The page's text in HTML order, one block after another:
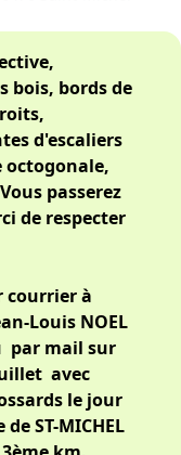
bois, bords de
d'escaliers
octogonale,
passerez
de respecter
courrier à
Louis NOEL
par mail sur
avec
le jour
ST-MICHEL